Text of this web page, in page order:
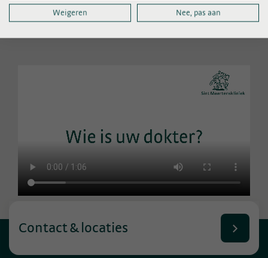
Lid Expertgroep kinderen van Stichting Revalidatie
Impact
Contact & locaties
Weigeren Nee, pas aan